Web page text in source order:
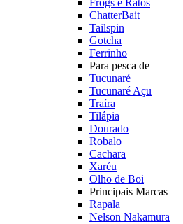
Frogs e Ratos
ChatterBait
Tailspin
Gotcha
Ferrinho
Para pesca de
Tucunaré
Tucunaré Açu
Traíra
Tilápia
Dourado
Robalo
Cachara
Xaréu
Olho de Boi
Principais Marcas
Rapala
Nelson Nakamura